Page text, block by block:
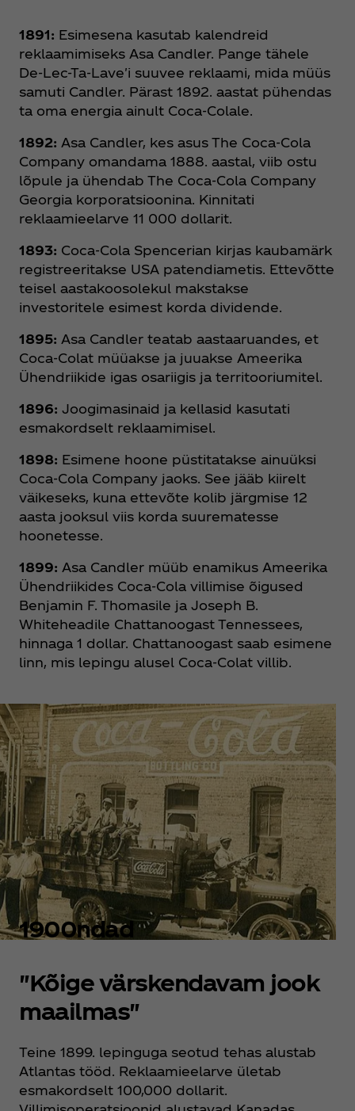
1891: Esimesena kasutab kalendreid
reklaamimiseks Asa Candler. Pange tähele
De-Lec-Ta-Lave'i suuvee reklaami, mida müüs
samuti Candler. Pärast 1892. aastat pühendas
ta oma energia ainult Coca‑Colale.
1892: Asa Candler, kes asus The Coca‑Cola
Company omandama 1888. aastal, viib ostu
lõpule ja ühendab The Coca‑Cola Company
Georgia korporatsioonina. Kinnitati
reklaamieelarve 11 000 dollarit.
1893: Coca‑Cola Spencerian kirjas kaubamärk
registreeritakse USA patendiametis. Ettevõtte
teisel aastakoosolekul makstakse
investoritele esimest korda dividende.
1895: Asa Candler teatab aastaaruandes, et
Coca‑Colat müüakse ja juuakse Ameerika
Ühendriikide igas osariigis ja territooriumitel.
1896: Joogimasinaid ja kellasid kasutati
esmakordselt reklaamimisel.
1898: Esimene hoone püstitatakse ainuüksi
Coca‑Cola Company jaoks. See jääb kiirelt
väikeseks, kuna ettevõte kolib järgmise 12
aasta jooksul viis korda suurematesse
hoonetesse.
1899: Asa Candler müüb enamikus Ameerika
Ühendriikides Coca‑Cola villimise õigused
Benjamin F. Thomasile ja Joseph B.
Whiteheadile Chattanoogast Tennessees,
hinnaga 1 dollar. Chattanoogast saab esimene
linn, mis lepingu alusel Coca‑Colat villib.
1900ndad
"Kõige värskendavam jook
maailmas"
Teine 1899. lepinguga seotud tehas alustab
Atlantas tööd. Reklaamieelarve ületab
esmakordselt 100,000 dollarit.